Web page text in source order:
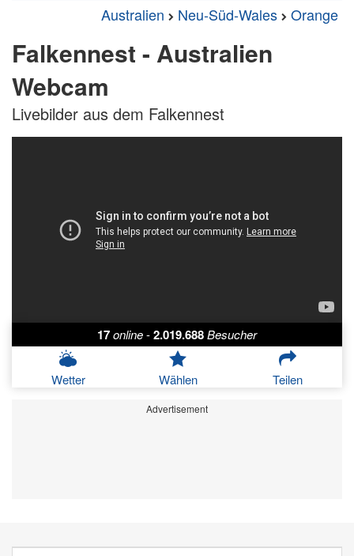
Australien Neu-Süd-Wales Orange
Falkennest - Australien
Webcam
Livebilder aus dem Falkennest
17online-2.019.688Besucher
Wetter Wählen Teilen
Advertisement